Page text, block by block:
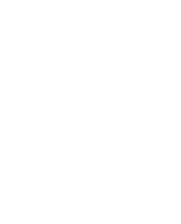
，卻仍被要求當場丟
得眼睛乾澀､腦袋好似｢斷